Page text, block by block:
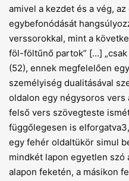
amivel a kezdet és a vég,
egybefonódását
verssorokkal, mint a
föl-föltűnő partok” […]
(52), ennek megfelelően
személyiség dualitásával
oldalon egy négysoros vers
felső vers szövegteste
függőlegesen is
egy fehér oldaltükör simul
mindkét lapon egyetlen szó
alapon feketén, a másikon